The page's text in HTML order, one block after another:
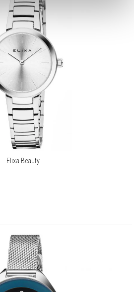
Elixa Beauty